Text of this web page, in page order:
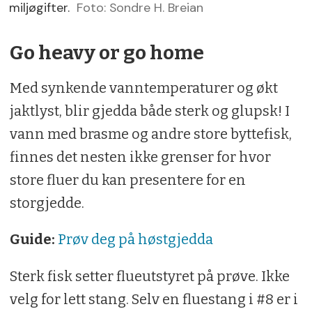
miljøgifter. Foto: Sondre H. Breian
Go heavy or go home
Med synkende vanntemperaturer og økt
jaktlyst, blir gjedda både sterk og glupsk! I
vann med brasme og andre store byttefisk,
finnes det nesten ikke grenser for hvor
store fluer du kan presentere for en
storgjedde.
Guide: Prøv deg på høstgjedda
Sterk fisk setter flueutstyret på prøve. Ikke
velg for lett stang. Selv en fluestang i #8 er i